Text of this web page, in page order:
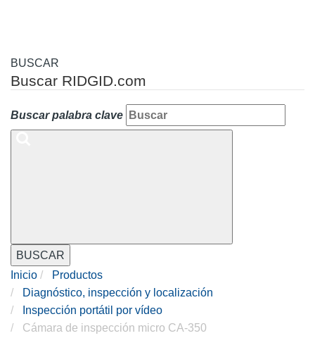
BUSCAR
Buscar RIDGID.com
Buscar palabra clave
BUSCAR
Inicio
Productos
Diagnóstico, inspección y localización
Inspección portátil por vídeo
Cámara de inspección micro CA-350